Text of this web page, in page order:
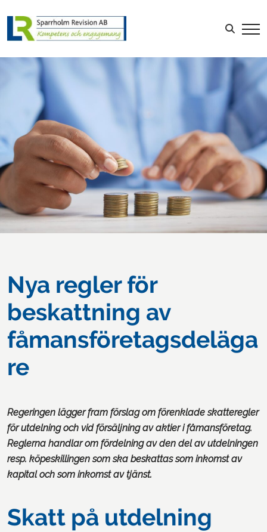
LOGGA IN Sök efter:
Nya regler för
beskattning av
fåmansföretagsdeläga
re
Regeringen lägger fram förslag om förenklade skatteregler
för utdelning och vid försäljning av aktier i fåmansföretag.
Reglerna handlar om fördelning av den del av utdelningen
resp. köpeskillingen som ska beskattas som inkomst av
kapital och som inkomst av tjänst.
Skatt på utdelning